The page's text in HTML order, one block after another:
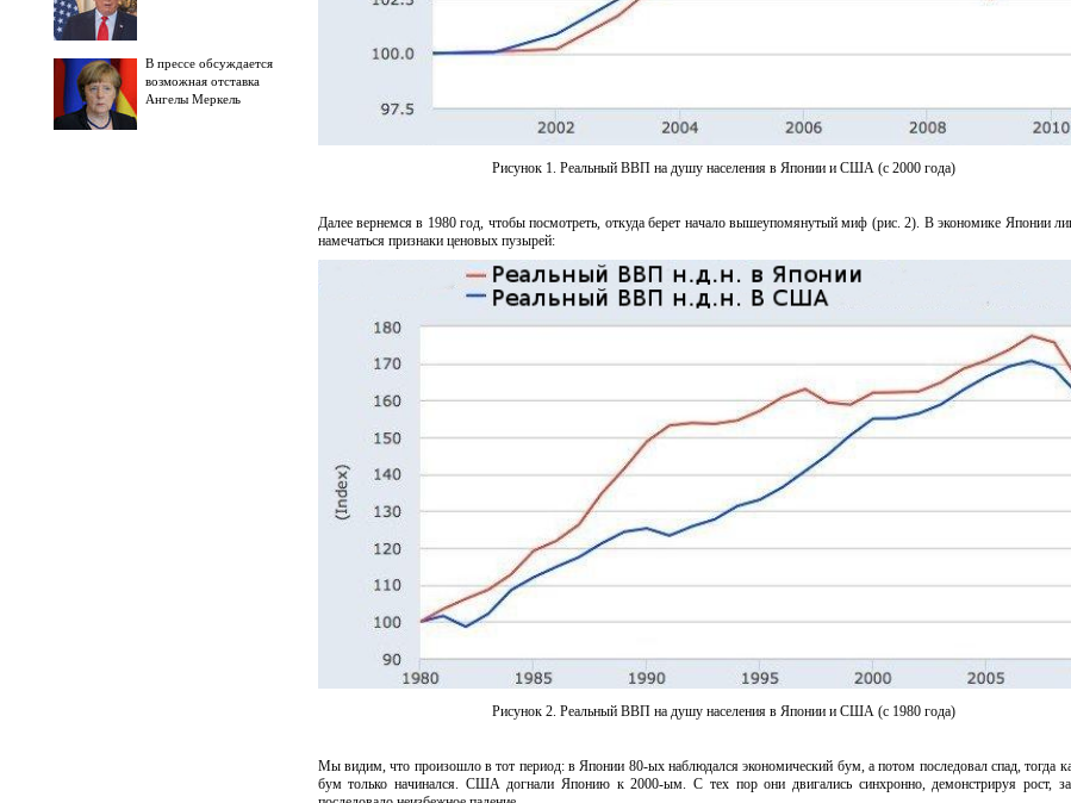
В прессе обсуждается
возможная отставка
Ангелы Меркель
Рисунок 1. Реальный ВВП на душу населения в Японии и США (с 2000 года)
Далее вернемся в 1980 год, чтобы посмотреть, откуда берет начало вышеупомянутый миф (рис. 2). В экономике Японии
намечаться признаки ценовых пузырей:
Рисунок 2. Реальный ВВП на душу населения в Японии и США (с 1980 года)
Мы видим, что произошло в тот период: в Японии 80-ых наблюдался экономический бум, а потом последовал спад, тогда
бум только начинался. США догнали Японию к 2000-ым. С тех пор они двигались синхронно, демонстрируя рост,